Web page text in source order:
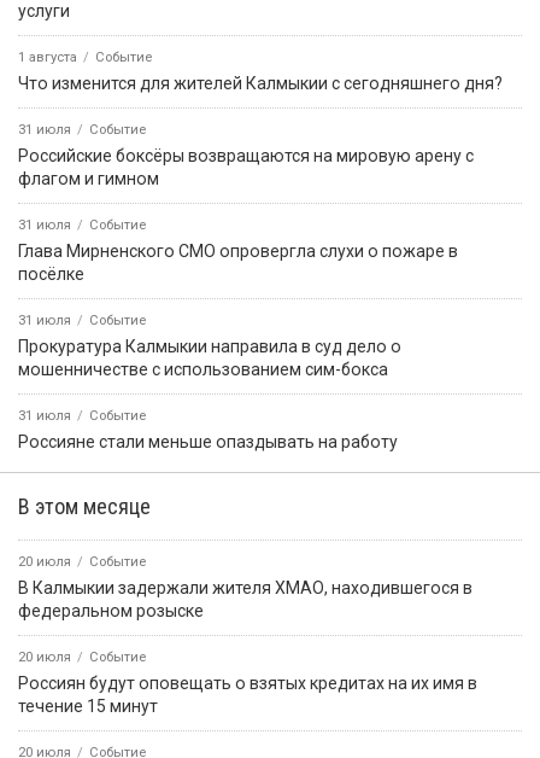
услуги
1 августа Событие
Что изменится для жителей Калмыкии с сегодняшнего дня?
31 июля Событие
Российские боксёры возвращаются на мировую арену с
флагом и гимном
31 июля Событие
Глава Мирненского СМО опровергла слухи о пожаре в
посёлке
31 июля Событие
Прокуратура Калмыкии направила в суд дело о
мошенничестве с использованием сим-бокса
31 июля Событие
Россияне стали меньше опаздывать на работу
В этом месяце
20 июля Событие
В Калмыкии задержали жителя ХМАО, находившегося в
федеральном розыске
20 июля Событие
Россиян будут оповещать о взятых кредитах на их имя в
течение 15 минут
20 июля Событие